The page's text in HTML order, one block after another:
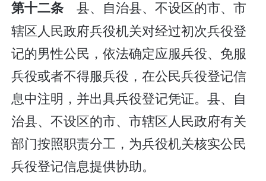
第十二条 县、自治县、不设区的市、市
辖区人民政府兵役机关对经过初次兵役登
记的男性公民，依法确定应服兵役、免服
兵役或者不得服兵役，在公民兵役登记信
息中注明，并出具兵役登记凭证。县、自
治县、不设区的市、市辖区人民政府有关
部门按照职责分工，为兵役机关核实公民
兵役登记信息提供协助。